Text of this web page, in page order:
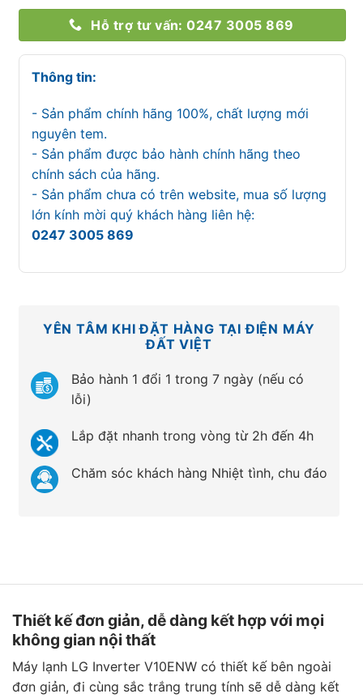
Hỗ trợ tư vấn: 0247 3005 869
Thông tin:
- Sản phẩm chính hãng 100%, chất lượng mới
nguyên tem.
- Sản phẩm được bảo hành chính hãng theo
chính sách của hãng.
- Sản phẩm chưa có trên website, mua số lượng
lớn kính mời quý khách hàng liên hệ:
0247 3005 869
YÊN TÂM KHI ĐẶT HÀNG TẠI ĐIỆN MÁY
ĐẤT VIỆT
Bảo hành 1 đổi 1 trong 7 ngày (nếu có
lỗi)
Lắp đặt nhanh trong vòng từ 2h đến 4h
Chăm sóc khách hàng Nhiệt tình, chu đáo
Thiết kế đơn giản, dễ dàng kết hợp với mọi
không gian nội thất
Máy lạnh LG Inverter V10ENW có thiết kế bên ngoài
đơn giản, đi cùng sắc trắng trung tính sẽ dễ dàng kết